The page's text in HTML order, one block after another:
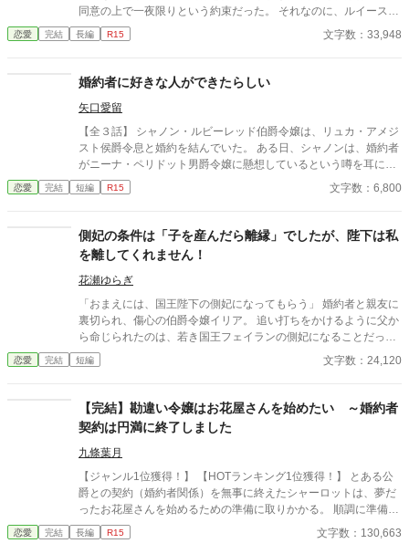
同意の上で一夜限りという約束だった。 それなのに、ルイースは
シャルロッテの元を訪れ「責任を取ってもらう」と言い出した。
後腐れのない関係を好むシャルロッテは、何とかして逃げようと
ス… 身体から始まる恋愛模様◎ ※タイトル一部変更しました。
恋愛 完結 長編 R15 文字数：33,948
婚約者に好きな人ができたらしい
矢口愛留
【全３話】 シャノン・ルビーレッド伯爵令嬢は、リュカ・アメジ
スト侯爵令息と婚約を結んでいた。 ある日、シャノンは、婚約者
がニーナ・ペリドット男爵令嬢に懸想しているという噂を耳にす
る。 シャノンは断罪を回避するため、リュカとの婚約を円満に解
消しようとするが――。 ※ エブリスタに習作として掲載したもの
恋愛 完結 短編 R15 文字数：6,800
側妃の条件は「子を産んだら離縁」でしたが、陛下は私
を離してくれません！
花瀬ゆらぎ
「おまえには、国王陛下の側妃になってもらう」 婚約者と親友に
裏切られ、傷心の伯爵令嬢イリア。 追い打ちをかけるように父か
ら命じられたのは、若き国王フェイランの側妃になることだっ
た。 しかし、王宮で待っていたのは、「世継ぎを産んだら離縁」
という非情な条件。 夫となったフェイランは冷たく、侍女からは
ど、イリアは知ってしまう。 彼が兄の死と誤解に苦しみ、誰より
も孤独の中にいることを──。 「私は、陛下の幸せを願っており
ます。だから……離縁してください」 フェイランを想い、身を引
こうとしたイリア。 しかし、無関心だったはずの陛下が、イリア
を強く抱きしめて……！？ 「離縁する気か？ 許さない。私の心
を乱しておいて、逃げられると思うな」 凍てついた王の心を溶か
したのは、売られた側妃の純真な愛。 孤独な陛下に執着され、正
妃へと昇り詰める逆転ラブロマンス！
恋愛 完結 短編 文字数：24,120
【完結】勘違い令嬢はお花屋さんを始めたい ～婚約者
契約は円満に終了しました
九條葉月
【ジャンル1位獲得！】 【HOTランキング1位獲得！】 とある公
爵との契約（婚約者関係）を無事に終えたシャーロットは、夢だ
ったお花屋さんを始めるための準備に取りかかる。 順調に準備を
進めていると、契約を終えたはずの公爵様や王太子殿下たちがな
ぜか次々とお店にやって来て――！？
恋愛 完結 長編 R15 文字数：130,663